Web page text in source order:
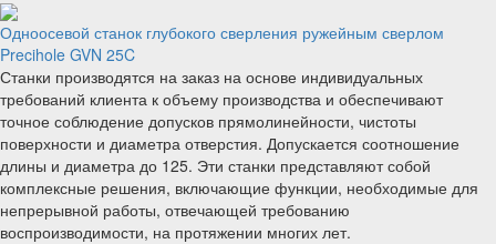
Одноосевой станок глубокого сверления ружейным сверлом
Precihole GVN 25C
Станки производятся на заказ на основе индивидуальных
требований клиента к объему производства и обеспечивают
точное соблюдение допусков прямолинейности, чистоты
поверхности и диаметра отверстия. Допускается соотношение
длины и диаметра до 125. Эти станки представляют собой
комплексные решения, включающие функции, необходимые для
непрерывной работы, отвечающей требованию
воспроизводимости, на протяжении многих лет.